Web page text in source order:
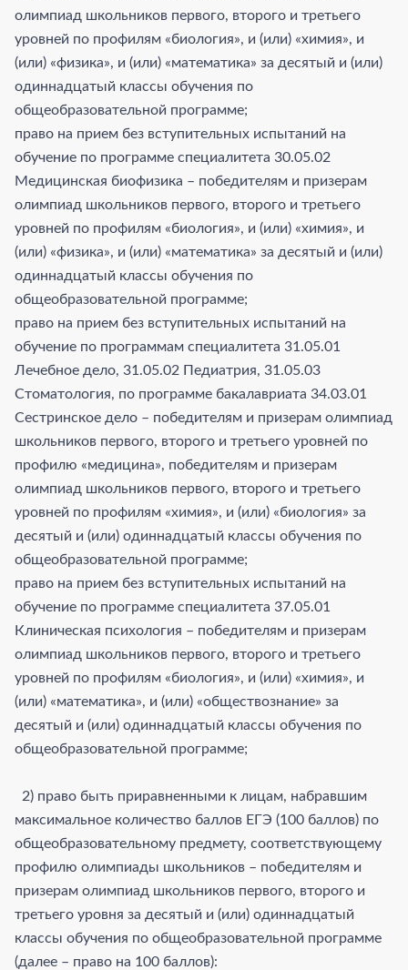
олимпиад школьников первого, второго и третьего
уровней по профилям «биология», и (или) «химия», и
(или) «физика», и (или) «математика» за десятый и (или)
одиннадцатый классы обучения по
общеобразовательной программе;
право на прием без вступительных испытаний на
обучение по программе специалитета 30.05.02
Медицинская биофизика – победителям и призерам
олимпиад школьников первого, второго и третьего
уровней по профилям «биология», и (или) «химия», и
(или) «физика», и (или) «математика» за десятый и (или)
одиннадцатый классы обучения по
общеобразовательной программе;
право на прием без вступительных испытаний на
обучение по программам специалитета 31.05.01
Лечебное дело, 31.05.02 Педиатрия, 31.05.03
Стоматология, по программе бакалавриата 34.03.01
Сестринское дело – победителям и призерам олимпиад
школьников первого, второго и третьего уровней по
профилю «медицина», победителям и призерам
олимпиад школьников первого, второго и третьего
уровней по профилям «химия», и (или) «биология» за
десятый и (или) одиннадцатый классы обучения по
общеобразовательной программе;
право на прием без вступительных испытаний на
обучение по программе специалитета 37.05.01
Клиническая психология – победителям и призерам
олимпиад школьников первого, второго и третьего
уровней по профилям «биология», и (или) «химия», и
(или) «математика», и (или) «обществознание» за
десятый и (или) одиннадцатый классы обучения по
общеобразовательной программе;
2) право быть приравненными к лицам, набравшим
максимальное количество баллов ЕГЭ (100 баллов) по
общеобразовательному предмету, соответствующему
профилю олимпиады школьников – победителям и
призерам олимпиад школьников первого, второго и
третьего уровня за десятый и (или) одиннадцатый
классы обучения по общеобразовательной программе
(далее – право на 100 баллов):